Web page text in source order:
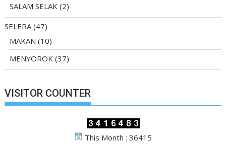
SALAM SELAK (2)
SELERA (47)
MAKAN (10)
MENYOROK (37)
VISITOR COUNTER
This Month : 36415